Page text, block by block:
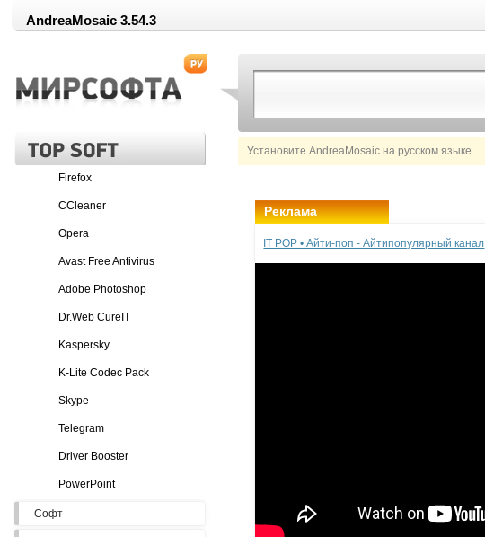
AndreaMosaic 3.54.3
Установите AndreaMosaic на русском языке
Firefox
CCleaner
Opera
Avast Free Antivirus
Adobe Photoshop
Dr.Web CureIT
Kaspersky
K-Lite Codec Pack
Skype
Telegram
Driver Booster
PowerPoint
Софт
Реклама
IT POP • Айти-поп - Айтипопулярный канал